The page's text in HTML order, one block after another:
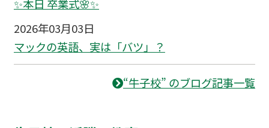
✨本日 卒業式🌸✨
2026年03月03日
マックの英語、実は「バツ」？
“牛子校” のブログ記事一覧